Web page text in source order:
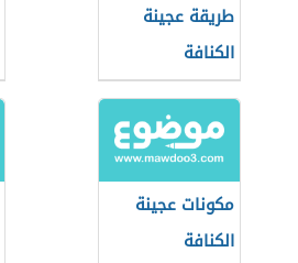
طريقة عجينة
الكنافة
مكونات عجينة
الكنافة